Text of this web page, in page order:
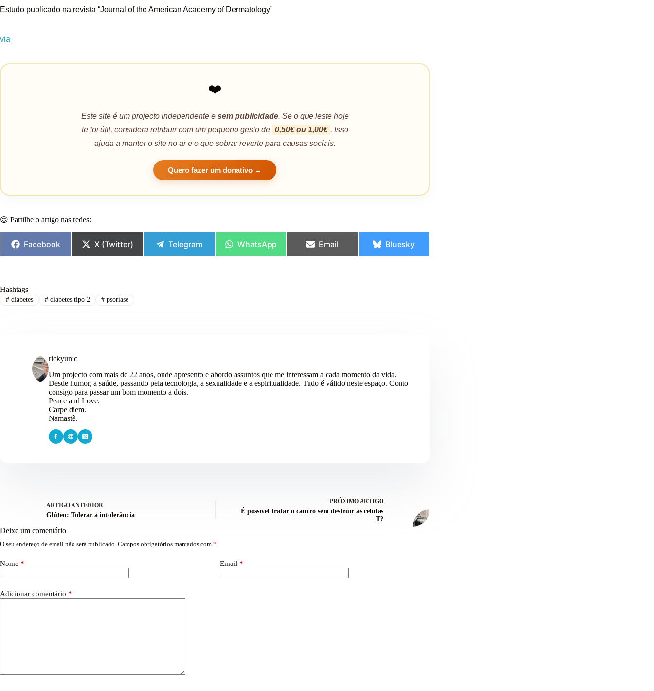
Estudo publicado na revista “Journal of the American Academy of Dermatology”
via
❤️
Este site é um projecto independente e sem publicidade. Se o que leste hoje
te foi útil, considera retribuir com um pequeno gesto de 0,50€ ou 1,00€ . Isso
ajuda a manter o site no ar e o que sobrar reverte para causas sociais.
Quero fazer um donativo →
😍 Partilhe o artigo nas redes:
Facebook X (Twitter) Telegram WhatsApp Email Bluesky
Hashtags
#diabetes #diabetes tipo 2 # psoríase
rickyunic
Um projecto com mais de 22 anos, onde apresento e abordo assuntos que me interessam a cada momento da vida.
Desde humor, a saúde, passando pela tecnologia, a sexualidade e a espiritualidade. Tudo é válido neste espaço. Conto
consigo para passar um bom momento a dois.
Peace and Love.
Carpe diem.
Namastê.
ARTIGO ANTERIOR
Glúten: Tolerar a intolerância
PRÓXIMO ARTIGO
É possível tratar o cancro sem destruir as células
T?
Deixe um comentário
O seu endereço de email não será publicado. Campos obrigatórios marcados com *
Nome * Email *
Adicionar comentário *